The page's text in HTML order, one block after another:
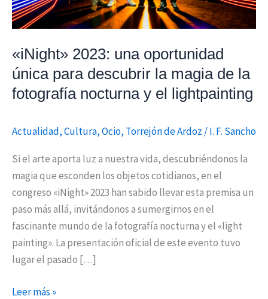
«iNight» 2023: una oportunidad
única para descubrir la magia de la
fotografía nocturna y el lightpainting
Actualidad,Cultura,Ocio, Torrejón de Ardoz /I. F. Sancho
Si el arte aporta luz a nuestra vida, descubriéndonos la
magia que esconden los objetos cotidianos, en el
congreso «iNight» 2023 han sabido llevar esta premisa un
paso más allá, invitándonos a sumergirnos en el
fascinante mundo de la fotografía nocturna y el «light
painting». La presentación oficial de este evento tuvo
lugar el pasado […]
magia
de
fotografía
nocturna
y
lightpainting
Leer más »